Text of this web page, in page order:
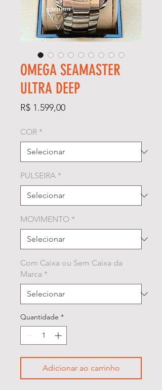
OMEGA SEAMASTER
ULTRA DEEP
R$ 1.599,00Preço
COR *
PULSEIRA *
MOVIMENTO *
Com Caixa ou Sem Caixa da
Marca *
Quantidade *
Adicionar ao carrinho